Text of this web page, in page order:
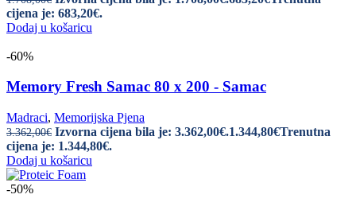
cijena je: 683,20€.
Dodaj u košaricu
-60%
Memory Fresh Samac 80 x 200 - Samac
Madraci, Memorijska Pjena
3.362,00€ Izvorna cijena bila je: 3.362,00€.1.344,80€Trenutna
cijena je: 1.344,80€.
Dodaj u košaricu
-50%